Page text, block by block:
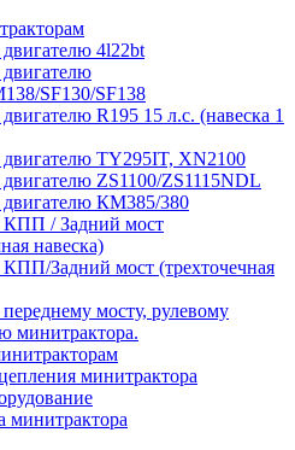
двигателю 4l22bt
двигателю
SF130/SF138
R195 15 л.с. (навеска 1
двигателю TY295IT, XN2100
двигателю ZS1100/ZS1115NDL
двигателю КМ385/380
КПП / Задний мост
навеска)
КПП/Задний мост (трехточечная
мосту, рулевому
минитрактора.
минитрактора
минитрактора